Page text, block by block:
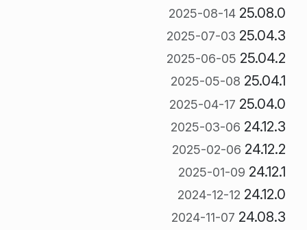
25.08.0
2025-08-14
25.04.3
2025-07-03
25.04.2
2025-06-05
25.04.1
2025-05-08
25.04.0
2025-04-17
24.12.3
2025-03-06
24.12.2
2025-02-06
24.12.1
2025-01-09
24.12.0
2024-12-12
24.08.3
2024-11-07